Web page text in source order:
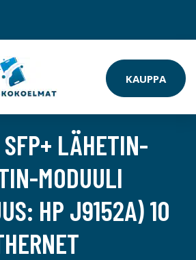
KAUPPA
SFP+ LÄHETIN-
MODUULI
HP J9152A) 10